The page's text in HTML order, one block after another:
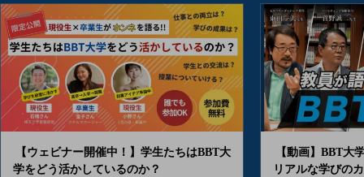
【ウェビナー開催中！】学生たちはBBT大
学をどう活かしているのか？
【動画】BBT大
リアルな学びの